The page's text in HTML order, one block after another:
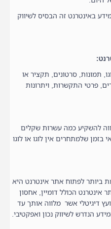
באינטרנט זה הבסיס לשיווק
תמונות, סרטונים, תקציר או
פרטי התקשרות, ויתרונות
להשקיע כמה עשרות שקלים
בזמן שלמתחרים אין לוגו או לוגו
לפתוח אתר אינטרנט היא
אינטרנט הכולל דומיין, אחסון
דיגיטלי אשר מלווה אותך עד
הנדרש לשיווק נכון ואפקטיבי.